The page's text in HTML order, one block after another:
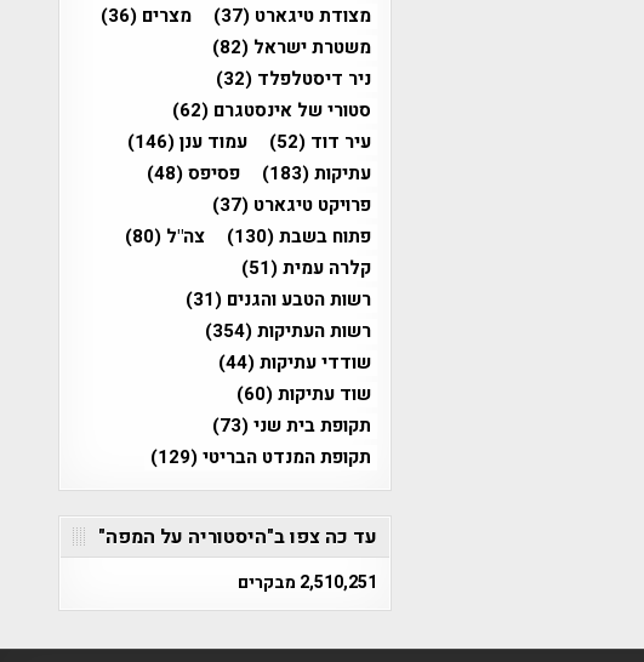
מצודת טיגארט (37) מצרים (36)
משטרת ישראל (82)
ניר דיסטלפלד (32)
סטורי של אינסטגרם (62)
עיר דוד (52) עמוד ענן(146)
עתיקות(183) פסיפס(48)
פרויקט טיגארט (37)
פתוח בשבת(130) צה"ל (80)
קלרה עמית(51)
רשות הטבע והגנים (31)
רשות העתיקות(354)
שודדי עתיקות(44)
שוד עתיקות(60)
תקופת בית שני(73)
תקופת המנדט הבריטי(129)
עד כה צפו ב"היסטוריה על המפה"
2,510,251 מבקרים